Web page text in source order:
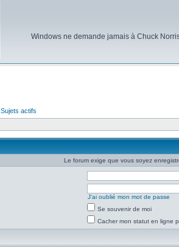
Windows ne demande jamais à Chuck
Sujets actifs
Le forum exige que vous soyez
J’ai oublié mon mot de passe
Se souvenir de moi
Cacher mon statut en ligne